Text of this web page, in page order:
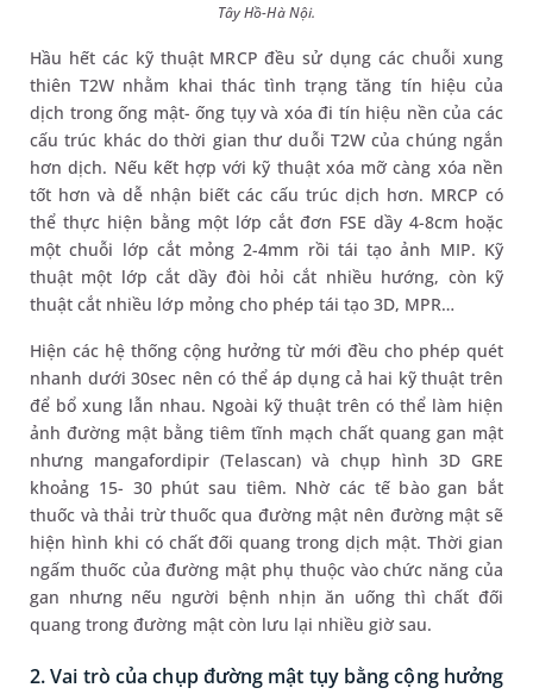
Tây Hồ-Hà Nội.
Hầu hết các kỹ thuật MRCP đều sử dụng các chuỗi xung
thiên T2W nhằm khai thác tình trạng tăng tín hiệu của
dịch trong ống mật- ống tụy và xóa đi tín hiệu nền của các
cấu trúc khác do thời gian thư duỗi T2W của chúng ngắn
hơn dịch. Nếu kết hợp với kỹ thuật xóa mỡ càng xóa nền
tốt hơn và dễ nhận biết các cấu trúc dịch hơn. MRCP có
thể thực hiện bằng một lớp cắt đơn FSE dầy 4-8cm hoặc
một chuỗi lớp cắt mỏng 2-4mm rồi tái tạo ảnh MIP. Kỹ
thuật một lớp cắt dầy đòi hỏi cắt nhiều hướng, còn kỹ
thuật cắt nhiều lớp mỏng cho phép tái tạo 3D, MPR…
Hiện các hệ thống cộng hưởng từ mới đều cho phép quét
nhanh dưới 30sec nên có thể áp dụng cả hai kỹ thuật trên
để bổ xung lẫn nhau. Ngoài kỹ thuật trên có thể làm hiện
ảnh đường mật bằng tiêm tĩnh mạch chất quang gan mật
nhưng mangafordipir (Telascan) và chụp hình 3D GRE
khoảng 15- 30 phút sau tiêm. Nhờ các tế bào gan bắt
thuốc và thải trừ thuốc qua đường mật nên đường mật sẽ
hiện hình khi có chất đối quang trong dịch mật. Thời gian
ngấm thuốc của đường mật phụ thuộc vào chức năng của
gan nhưng nếu người bệnh nhịn ăn uống thì chất đối
quang trong đường mật còn lưu lại nhiều giờ sau.
2. Vai trò của chụp đường mật tụy bằng cộng hưởng